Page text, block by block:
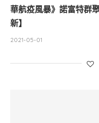
華航疫風暴》諾富特群
新】
2021-05-01